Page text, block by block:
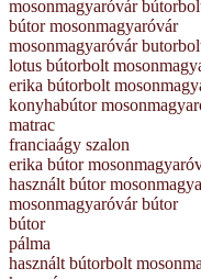
mosonmagyaróvár
bútor mosonmagyaróvár
mosonmagyaróvár
lotus bútorbolt
erika bútorbolt
konyhabútor
matrac
franciaágy szalon
erika bútor
használt bútor
mosonmagyaróvár bútor
bútor
pálma
használt bútorbolt